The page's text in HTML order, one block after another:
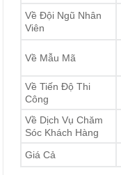
Về Đội Ngũ Nhân
Viên
Về Mẫu Mã
Về Tiến Độ Thi
Công
Về Dịch Vụ Chăm
Sóc Khách Hàng
Giá Cả